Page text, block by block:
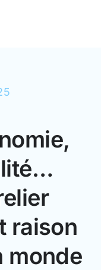
raison
monde